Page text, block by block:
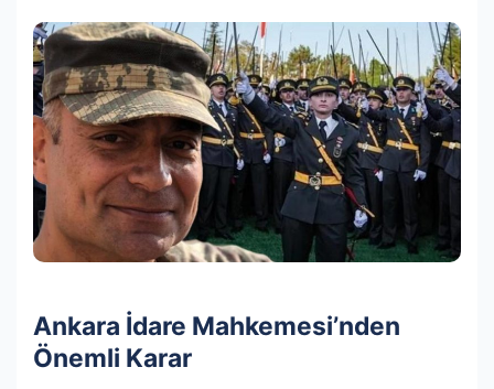
Ankara İdare Mahkemesi’nden
Önemli Karar